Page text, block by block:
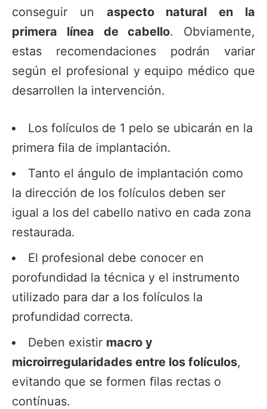
conseguir un aspecto natural en la
primera línea de cabello. Obviamente,
estas recomendaciones podrán variar
según el profesional y equipo médico que
desarrollen la intervención.
Los folículos de 1 pelo se ubicarán en la
primera fila de implantación.
Tanto el ángulo de implantación como
la dirección de los folículos deben ser
igual a los del cabello nativo en cada zona
restaurada.
El profesional debe conocer en
porofundidad la técnica y el instrumento
utilizado para dar a los folículos la
profundidad correcta.
Deben existir macro y
microirregularidades entre los folículos,
evitando que se formen filas rectas o
contínuas.